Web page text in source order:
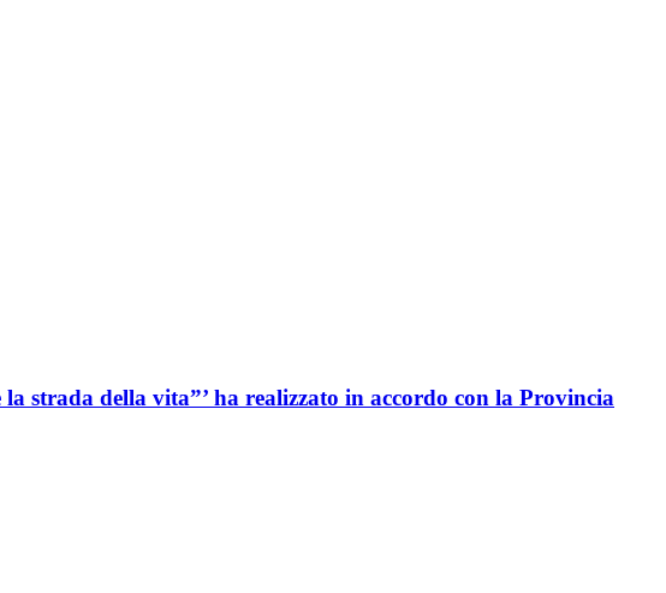
strada della vita”’ ha realizzato in accordo con la Provincia